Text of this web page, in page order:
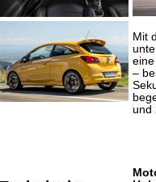
Mit
–
und